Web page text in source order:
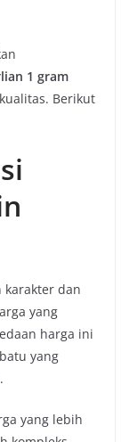
1 gram
Berikut
dan
yang
harga ini
yang
yang lebih